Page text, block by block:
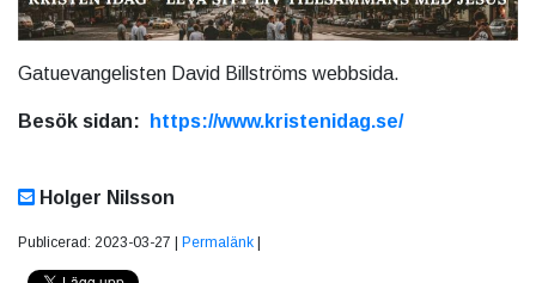
Gatuevangelisten David Billströms webbsida.
Besök sidan: https://www.kristenidag.se/
Holger Nilsson
Publicerad: 2023-03-27 | Permalänk |